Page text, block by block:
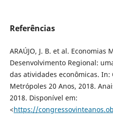
Referências
ARAÚJO, J. B. et al. Economias
Desenvolvimento Regional:
das atividades econômicas.
Metrópoles 20 Anos, 2018.
2018. Disponível em:
<https://